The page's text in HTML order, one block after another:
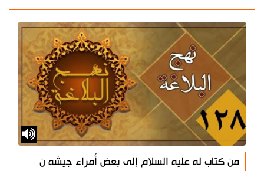
من كتاب له عليه السلام إلى بعض أُمراء جيشه ن